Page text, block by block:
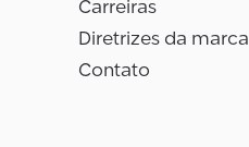
Carreiras
Diretrizes da marca
Contato